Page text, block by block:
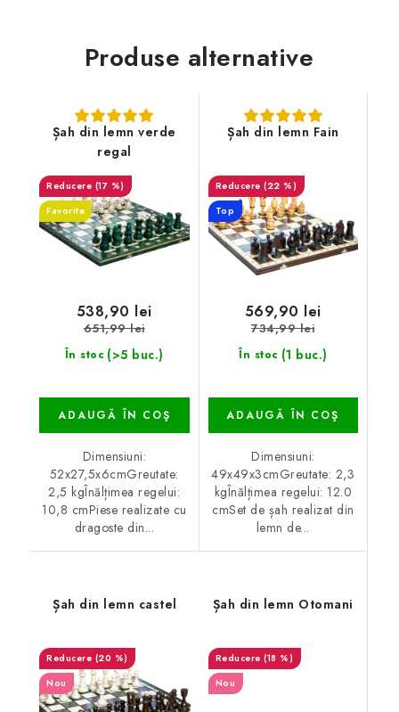
Produse alternative
Șah din lemn verde
regal
(17 %)
Favorite
În stoc (>5 buc.)
538,90 lei
651,99 lei
ADAUGĂ ÎN COŞ
Dimensiuni:
52x27,5x6cmGreutate:
2,5 kgÎnălțimea regelui:
10,8 cmPiese realizate cu
dragoste din...
Șah din lemn Fain
(22 %)
Top
În stoc (1 buc.)
569,90 lei
734,99 lei
ADAUGĂ ÎN COŞ
Dimensiuni:
49x49x3cmGreutate: 2,3
kgÎnălțimea regelui: 12.0
cmSet de șah realizat din
lemn de...
Șah din lemn castel
(20 %)
Nou
Șah din lemn Otomani
(18 %)
Nou